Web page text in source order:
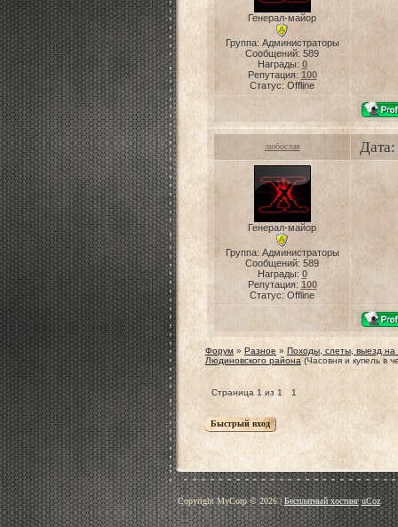
Генерал-майор
Группа: Администраторы
Сообщений: 589
Награды: 0
Репутация: 100
Статус: Offline
любослав
Генерал-майор
Группа: Администраторы
Сообщений: 589
Награды: 0
Репутация: 100
Статус: Offline
Форум » Разное » Походы, слеты, выезд на
Людиновского района (Часовня и купель в
Страница1 из 1 1
Copyright MyCorp © 2026|Бесплатный хостинг uCoz